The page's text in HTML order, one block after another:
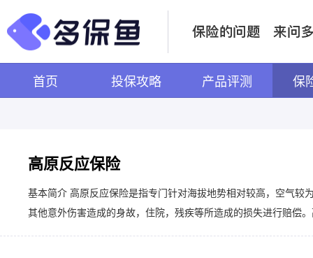
首页 投保攻略 产品评测 保
高原反应保险
基本简介 高原反应保险是指专门针对海拔地势相对较高，空气
其他意外伤害造成的身故，住院，残疾等所造成的损失进行赔偿